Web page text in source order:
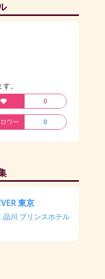
。
0
ワー 0
東京
品川 プリンスホテル